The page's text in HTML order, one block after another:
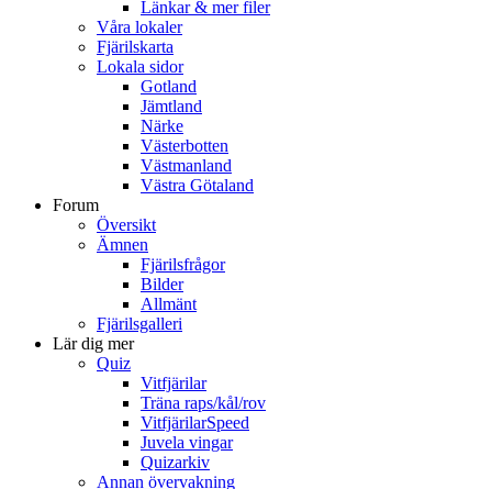
Länkar & mer filer
Våra lokaler
Fjärilskarta
Lokala sidor
Gotland
Jämtland
Närke
Västerbotten
Västmanland
Västra Götaland
Forum
Översikt
Ämnen
Fjärilsfrågor
Bilder
Allmänt
Fjärilsgalleri
Lär dig mer
Quiz
Vitfjärilar
Träna raps/kål/rov
VitfjärilarSpeed
Juvela vingar
Quizarkiv
Annan övervakning